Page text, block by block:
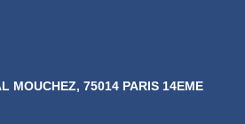
MOUCHEZ, 75014 PARIS 14EME